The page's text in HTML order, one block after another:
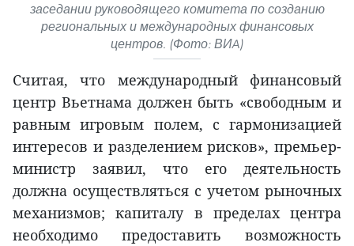
заседании руководящего комитета по созданию
региональных и международных финансовых
центров. (Фото: ВИA)
Считая, что международный финансовый
центр Вьетнама должен быть «свободным и
равным игровым полем, с гармонизацией
интересов и разделением рисков», премьер-
министр заявил, что его деятельность
должна осуществляться с учетом рыночных
механизмов; капиталу в пределах центра
необходимо предоставить возможность